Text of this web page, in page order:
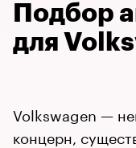
Подбор
для
Volkswagen —
концерн,